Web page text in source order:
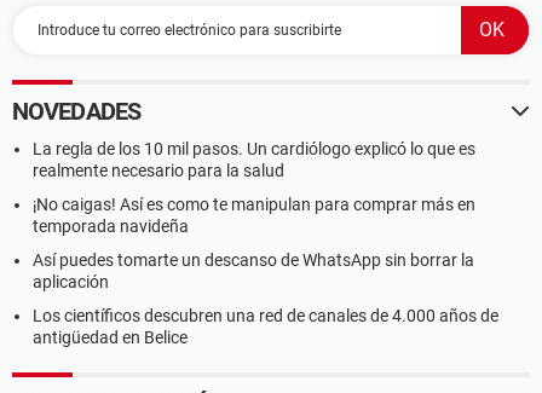
NOVEDADES
La regla de los 10 mil pasos. Un cardiólogo explicó lo que es
realmente necesario para la salud
¡No caigas! Así es como te manipulan para comprar más en
temporada navideña
Así puedes tomarte un descanso de WhatsApp sin borrar la
aplicación
Los científicos descubren una red de canales de 4.000 años de
antigüedad en Belice